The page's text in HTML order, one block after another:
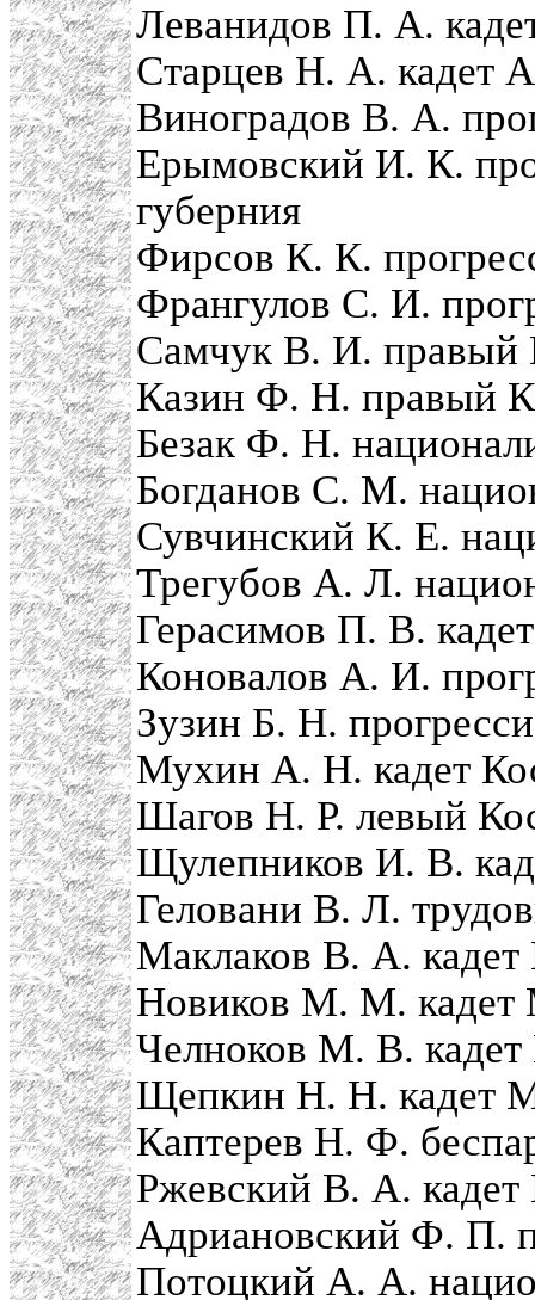
Леванидов П. А.
Старцев Н. А. кадет
Виноградов В. А.
Ерымовский И. К.
губерния
Фирсов К. К.
Франгулов С. И.
Самчук В. И. правый
Казин Ф. Н. правый
Безак Ф. Н.
Богданов С. М.
Сувчинский К. Е.
Трегубов А. Л.
Герасимов П. В.
Коновалов А. И.
Зузин Б. Н.
Мухин А. Н. кадет
Шагов Н. Р. левый
Щулепников И. В.
Геловани В. Л.
Маклаков В. А.
Новиков М. М. кадет
Челноков М. В.
Щепкин Н. Н. кадет
Каптерев Н. Ф.
Ржевский В. А. кадет
Адриановский Ф. П.
Потоцкий А. А.